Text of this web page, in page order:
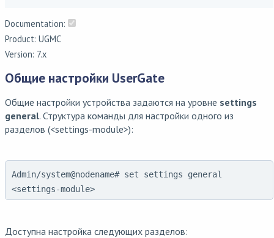
Documentation:
Product: UGMC
Version: 7.x
Общие настройки UserGate
Общие настройки устройства задаются на уровне settings
general. Структура команды для настройки одного из
разделов (<settings-module>):
Admin/system@nodename# set settings general
<settings-module>
Доступна настройка следующих разделов: